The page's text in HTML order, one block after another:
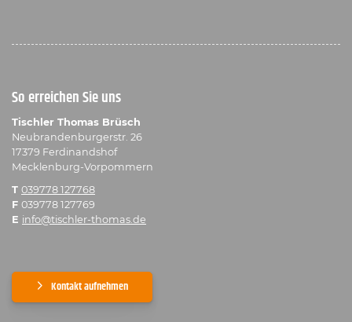
So erreichen Sie uns
Tischler Thomas Brüsch
Neubrandenburgerstr. 26
17379 Ferdinandshof
Mecklenburg-Vorpommern
T 039778 127768
F 039778 127769
E info@tischler-thomas.de
Kontakt aufnehmen